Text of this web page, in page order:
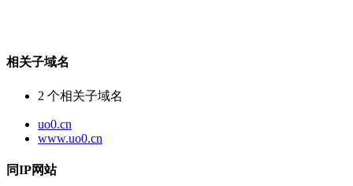
相关子域名
2 个相关子域名
uo0.cn
www.uo0.cn
同IP网站